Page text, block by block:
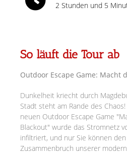
2 Stunden und 5
So läuft die Tour ab
Outdoor Escape Game: Macht
Dunkelheit kriecht durch
Stadt steht am Rande des
neuen Outdoor Escape Game
Blackout" wurde das Stromnetz
infiltriert, und nur Sie können
Zusammenbruch unserer